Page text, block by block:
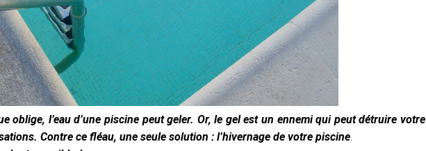
oblige, l’eau d’une piscine peut geler. Or, le gel est un ennemi qui peut détruire votre
Contre ce fléau, une seule solution : l’hivernage de votre piscine.